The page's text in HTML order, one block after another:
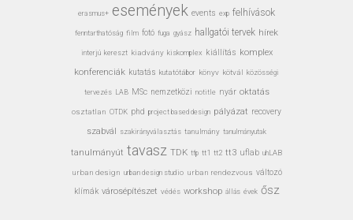
erasmus+ események events exp felhívások
fenntarthatóság film fotó fuga gyász hallgatói tervek hírek
interjú kereszt kiadvány kiskomplex kiállítás komplex
konferenciák kutatás kutatótábor könyv kötvál közösségi
tervezés LAB MSc nemzetközi notitle nyár oktatás
osztatlan OTDK phd project based design pályázat recovery
szabvál szakirányválasztás tanulmány tanulmányutak
tanulmányút tavasz TDK tfp tt1 tt2 tt3 uflab uhLAB
urban design urban design studio urban rendezvous változó
klímák városépítészet védés workshop állás évek ősz